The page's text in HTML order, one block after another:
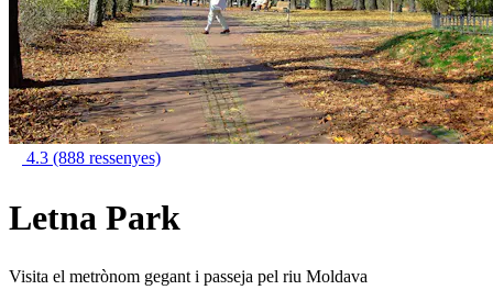
4.3 (888 ressenyes)
Letna Park
Visita el metrònom gegant i passeja pel riu Moldava